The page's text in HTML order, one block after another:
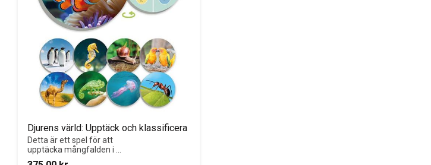
Djurens värld: Upptäck och klassificera
Detta är ett spel för att
upptäcka mångfalden i
djurvärlden och lära sig att